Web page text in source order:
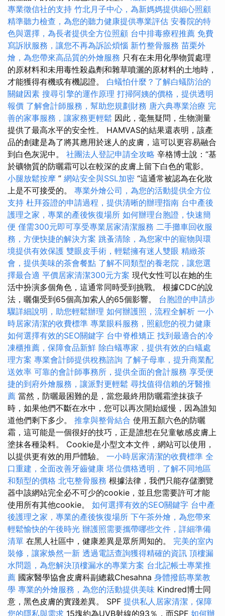
專業徵信社的支持 竹北月子中心，為新媽媽提供細心照顧
精準聽力檢查，為您的聽力健康提供專業評估 安養院的特
色與選擇，為長者提供全方位照顧 台中排毒療程推薦 免費
寫訴狀服務，讓您不再為訴訟煩惱 新竹整骨服務 苗栗外
燴，為您帶來高品質的外燴服務 只有在未用化學物質處理
的原材料和未用毒性殺蟲劑和雜草噴灑的原材料的土地時，
才能獲得有機或有機認證。 白蟻怕什麼？了解白蟻防治的
關鍵因素 搜尋引擎的運作原理 打掃阿姨的價格，提供透明
報價 了解會計師服務，幫助您規劃財務 唐六典專業治療 完
善的家事服務，讓家務更輕鬆 因此，毫無疑問，生物測量
提供了最高水平的安全性。 HAMVAS的結果還表明，該產
品的創建是為了將其應用於迷人的皮膚，這可以更容易融合
到白色灰泥中。 社團法人登記申請全攻略 辛格博士說：“基
於礦物質的防曬霜可以在較深的皮膚上留下白色的電影。
小腿放鬆按摩 ” 網站安全與SSL加密 “這通常被認為在化妝
上是不可接受的。 專業外燴公司，為您的活動提供全方位
支持 杜拜簽證的申請過程，提供清晰的辦理指南 台中產後
護理之家，專業的產後恢復場所 如何辦理台胞證，快速簡
便 僅需300元即可享受專業居家清潔服務 二手攤車回收服
務，方便快捷的解決方案 跳蚤清除，為您家中的寵物與環
境提供有效保護 雙眼皮手術，輕鬆擁有迷人雙眼 精緻茶
會，提供美味的茶會餐點 了解不同類型的養老院，讓您選
擇最合適 平價居家清潔300元方案 現代女性可以在她的生
活中扮演多個角色，這通常同時受到挑戰。 根據CDC的說
法，曬傷受到65個高加索人的65個影響。 台胞證的申請步
驟詳細說明，助您輕鬆辦理 如何辦護照，流程全解析 一小
時居家清潔的收費標準 專業眼科服務，照顧您的視力健康
如何選擇有效的SEO關鍵字 台中脊椎矯正 找到最適合的冷
凍櫃推薦，保障食品新鮮 除白蟻專家，提供有效的白蟻處
理方案 專業會計師提供稅務諮詢 了解子母車，提升商業配
送效率 可靠的會計師事務所，提供全面的會計服務 享受便
捷的到府外燴服務，讓派對更輕鬆 尋找值得信賴的牙醫推
薦 當然，防曬最困難的是，當您最終用防曬霜塗抹孩子
時，如果他們不斷在水中，您可以再次開始緩慢，因為誰知
道他們剩下多少。 推拿與整骨結合 使用五顏六色的防曬
霜，這可能是一個很好的技巧，正是誰想在兒童敏感皮膚上
塗抹各種染料。 Cookie是小型文本文件，網站可以使用，
以提供更有效的用戶體驗。 一小時居家清潔的收費標準 全
口重建，全面改善牙齒健康 塔位價格透明，了解不同地區
和類型的價格 北屯整骨服務 根據法律，我們只能存儲瀏覽
器中該網站完全必不可少的cookie，並且您需要許可才能
使用所有其他cookie。 如何選擇有效的SEO關鍵字 台中產
後護理之家，專業的產後恢復場所 下午茶外燴，為您帶來
輕鬆愉快的午後時光 辦護照需要攜帶哪些文件，詳細準備
清單 在黑人社區中，健康差異是眾所周知的。 完美的室內
裝修，讓家焕然一新 透過電話查詢獲得精確的資訊 頂樓漏
水問題，為您解決頂樓漏水的專業方案 台北記帳士專業推
薦 國家醫學協會皮膚科副總裁Chesahna 身體撥筋專業教
學 專業的外燴服務，為您的活動提供美味 Kindred博士同
意，黑色皮膚的實踐差異。 SPF 提供私人居家清潔，保障
您的隱私與需求 15塊約為UVB射線的93％，而SPF 如何辦